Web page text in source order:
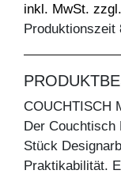
inkl. MwSt.
Produktionszeit
COUCHTISCH
Der Couchtisch
Stück
Praktikabilität.